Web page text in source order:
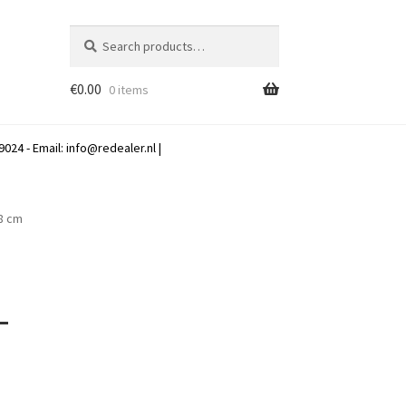
for:
€0.00 0 items
- Email: info@redealer.nl|
cm